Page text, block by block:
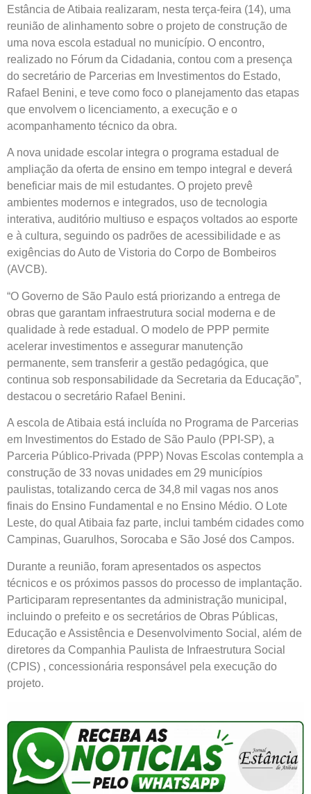
Estância de Atibaia realizaram, nesta terça-feira (14), uma
reunião de alinhamento sobre o projeto de construção de
uma nova escola estadual no município. O encontro,
realizado no Fórum da Cidadania, contou com a presença
do secretário de Parcerias em Investimentos do Estado,
Rafael Benini, e teve como foco o planejamento das etapas
que envolvem o licenciamento, a execução e o
acompanhamento técnico da obra.
A nova unidade escolar integra o programa estadual de
ampliação da oferta de ensino em tempo integral e deverá
beneficiar mais de mil estudantes. O projeto prevê
ambientes modernos e integrados, uso de tecnologia
interativa, auditório multiuso e espaços voltados ao esporte
e à cultura, seguindo os padrões de acessibilidade e as
exigências do Auto de Vistoria do Corpo de Bombeiros
(AVCB).
“O Governo de São Paulo está priorizando a entrega de
obras que garantam infraestrutura social moderna e de
qualidade à rede estadual. O modelo de PPP permite
acelerar investimentos e assegurar manutenção
permanente, sem transferir a gestão pedagógica, que
continua sob responsabilidade da Secretaria da Educação”,
destacou o secretário Rafael Benini.
A escola de Atibaia está incluída no Programa de Parcerias
em Investimentos do Estado de São Paulo (PPI-SP), a
Parceria Público-Privada (PPP) Novas Escolas contempla a
construção de 33 novas unidades em 29 municípios
paulistas, totalizando cerca de 34,8 mil vagas nos anos
finais do Ensino Fundamental e no Ensino Médio. O Lote
Leste, do qual Atibaia faz parte, inclui também cidades como
Campinas, Guarulhos, Sorocaba e São José dos Campos.
Durante a reunião, foram apresentados os aspectos
técnicos e os próximos passos do processo de implantação.
Participaram representantes da administração municipal,
incluindo o prefeito e os secretários de Obras Públicas,
Educação e Assistência e Desenvolvimento Social, além de
diretores da Companhia Paulista de Infraestrutura Social
(CPIS) , concessionária responsável pela execução do
projeto.